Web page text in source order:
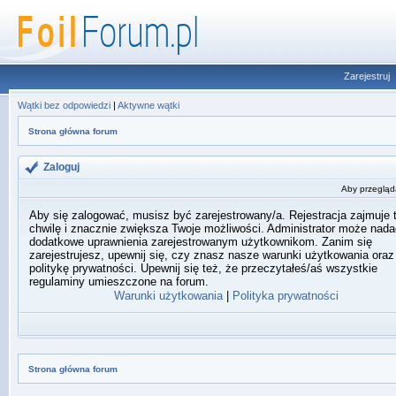
Zarejestruj
Wątki bez odpowiedzi | Aktywne wątki
Strona główna forum
Zaloguj
Aby
Aby się zalogować, musisz być zarejestrowany/a. Rejestracja zajmuje
chwilę i znacznie zwiększa Twoje możliwości. Administrator może
dodatkowe uprawnienia zarejestrowanym użytkownikom. Zanim się
zarejestrujesz, upewnij się, czy znasz nasze warunki użytkowania oraz
politykę prywatności. Upewnij się też, że przeczytałeś/aś wszystkie
regulaminy umieszczone na forum.
Warunki użytkowania| Polityka prywatności
Strona główna forum